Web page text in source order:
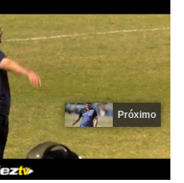
Próximo